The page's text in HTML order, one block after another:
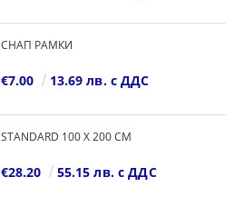
СНАП РАМКИ
€7.00 13.69 лв. с ДДС
STANDARD 100 Х 200 СМ
€28.20 55.15 лв. с ДДС